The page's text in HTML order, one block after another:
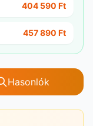
404 590 Ft
457 890 Ft
Hasonlók